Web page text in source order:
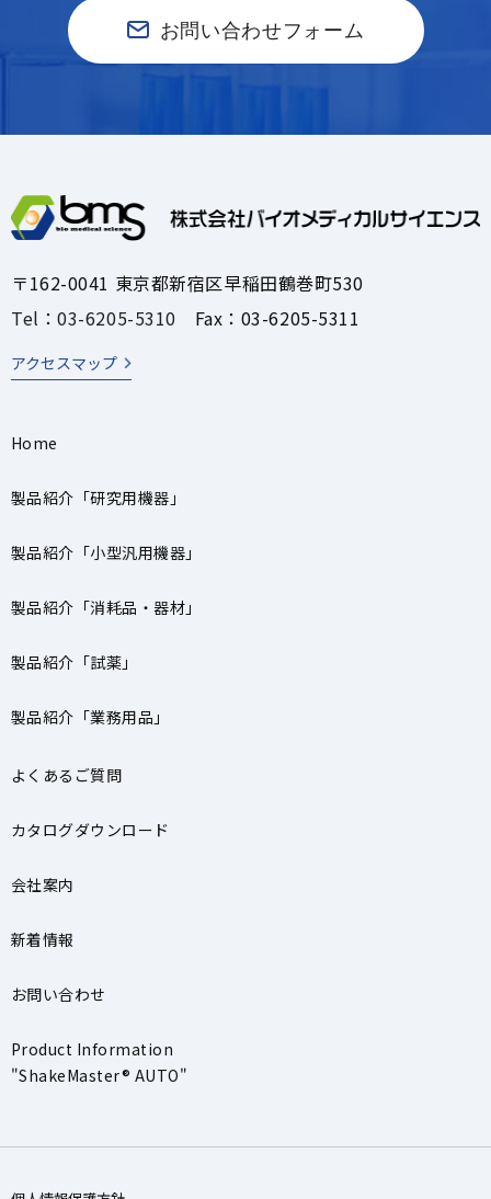
お問い合わせフォーム
〒162-0041 東京都新宿区早稲田鶴巻町530
Tel：03-6205-5310 Fax：03-6205-5311
アクセスマップ
Home
製品紹介「研究用機器」
製品紹介「小型汎用機器」
製品紹介「消耗品・器材」
製品紹介「試薬」
製品紹介「業務用品」
よくあるご質問
カタログダウンロード
会社案内
新着情報
お問い合わせ
Product Information
"ShakeMaster® AUTO"